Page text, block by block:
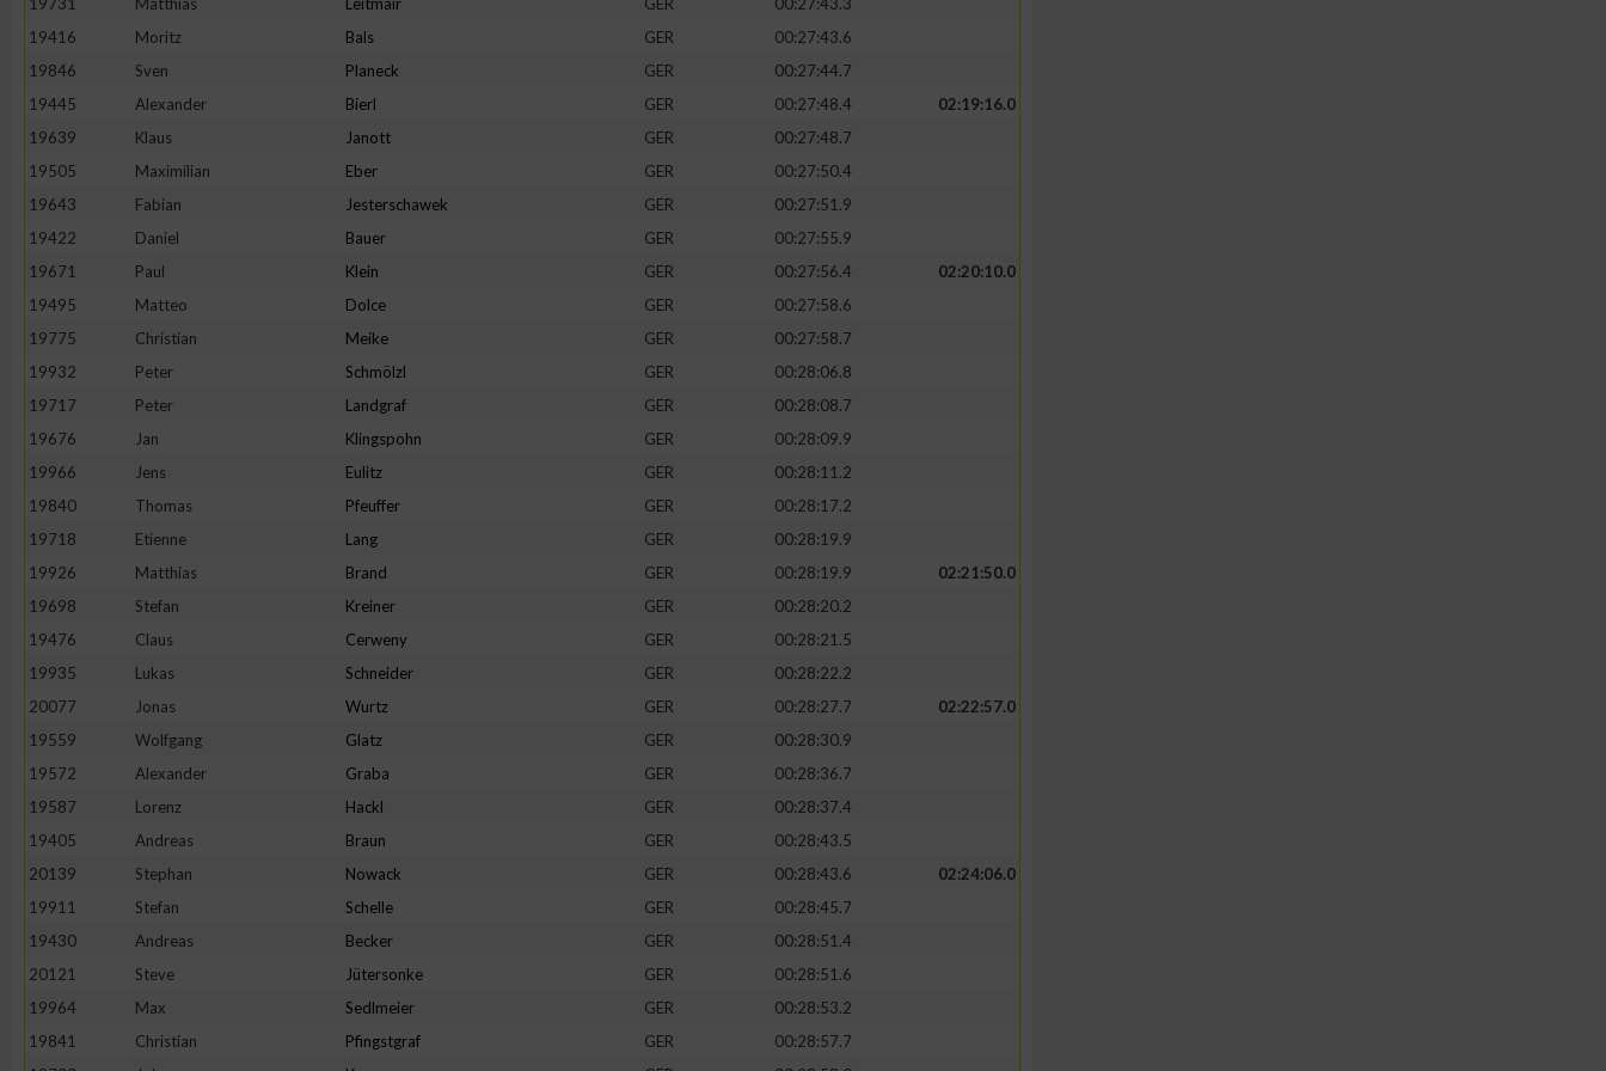
19416
Moritz Bals GER
00:27:43.6
19846
Sven Planeck GER
00:27:44.7
19445
Alexander Bierl GER 00:27:48.4
02:19:16.0
19639
Klaus Janott GER
00:27:48.7
19505
Maximilian Eber GER
00:27:50.4
19643
Fabian Jesterschawek GER
00:27:51.9
19422
Daniel Bauer GER
00:27:55.9
19671
Paul Klein GER 00:27:56.4
02:20:10.0
19495
Matteo Dolce GER
00:27:58.6
19775
Christian Meike GER
00:27:58.7
19932
Peter Schmölzl GER
00:28:06.8
19717
Peter Landgraf GER
00:28:08.7
19676
Jan Klingspohn GER
00:28:09.9
19966
Jens Eulitz GER
00:28:11.2
19840
Thomas Pfeuffer GER
00:28:17.2
19718
Etienne Lang GER
00:28:19.9
19926
Matthias Brand GER 00:28:19.9
02:21:50.0
19698
Stefan Kreiner GER
00:28:20.2
19476
Claus Cerweny GER
00:28:21.5
19935
Lukas Schneider GER
00:28:22.2
20077
Jonas Wurtz GER 00:28:27.7
02:22:57.0
19559
Wolfgang Glatz GER
00:28:30.9
19572
Alexander Graba GER
00:28:36.7
19587
Lorenz Hackl GER
00:28:37.4
19405
Andreas Braun GER
00:28:43.5
20139
Stephan Nowack GER 00:28:43.6
02:24:06.0
19911
Stefan Schelle GER
00:28:45.7
19430
Andreas Becker GER
00:28:51.4
20121
Steve Jütersonke GER
00:28:51.6
19964
Max Sedlmeier GER
00:28:53.2
19841
Christian Pfingstgraf GER
00:28:57.7
Erstellung von Profilen zur Personalisierung von Inhalten
Messung der Werbeleistung
Messung der Performance von Inhalten
Analyse von Zielgruppen durch Statistiken oder Kombinationen von Daten aus
Entwicklung und Verbesserung der Angebote
IAB-Besonderheiten:
Geräte anhand von aktiv angeforderten Informationen identifizieren
Nicht-IAB-Verarbeitungszwecke:
Notwendig
Performance
Funktional